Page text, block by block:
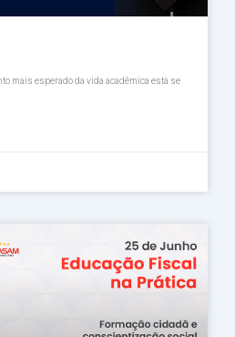
mais esperado da vida acadêmica está se